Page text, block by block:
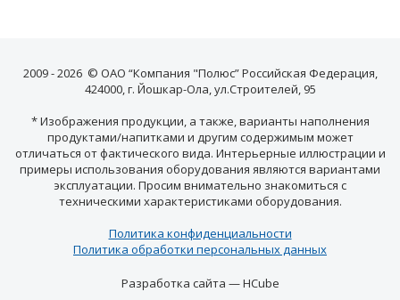
2009 - 2026 © ОАО “Компания "Полюс” Российская Федерация,
424000, г. Йошкар-Ола, ул.Строителей, 95
* Изображения продукции, а также, варианты наполнения
продуктами/напитками и другим содержимым может
отличаться от фактического вида. Интерьерные иллюстрации и
примеры использования оборудования являются вариантами
эксплуатации. Просим внимательно знакомиться с
техническими характеристиками оборудования.
Политика конфиденциальности
Политика обработки персональных данных
Разработка сайта —HCube